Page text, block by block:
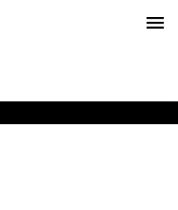
menu